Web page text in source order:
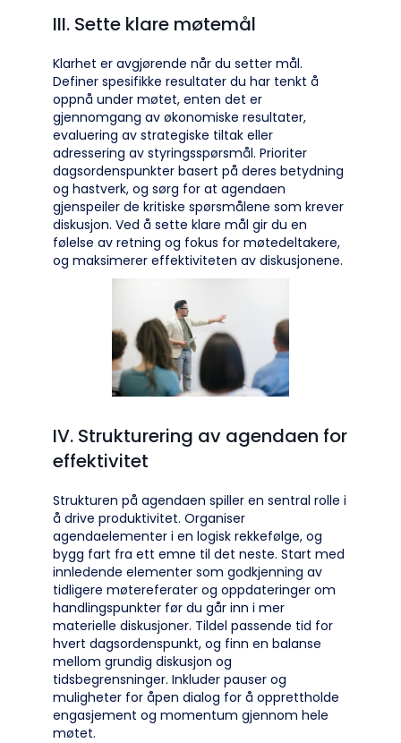
III. Sette klare møtemål
Klarhet er avgjørende når du setter mål.
Definer spesifikke resultater du har tenkt å
oppnå under møtet, enten det er
gjennomgang av økonomiske resultater,
evaluering av strategiske tiltak eller
adressering av styringsspørsmål. Prioriter
dagsordenspunkter basert på deres betydning
og hastverk, og sørg for at agendaen
gjenspeiler de kritiske spørsmålene som krever
diskusjon. Ved å sette klare mål gir du en
følelse av retning og fokus for møtedeltakere,
og maksimerer effektiviteten av diskusjonene.
IV. Strukturering av agendaen for
effektivitet
Strukturen på agendaen spiller en sentral rolle i
å drive produktivitet. Organiser
agendaelementer i en logisk rekkefølge, og
bygg fart fra ett emne til det neste. Start med
innledende elementer som godkjenning av
tidligere møtereferater og oppdateringer om
handlingspunkter før du går inn i mer
materielle diskusjoner. Tildel passende tid for
hvert dagsordenspunkt, og finn en balanse
mellom grundig diskusjon og
tidsbegrensninger. Inkluder pauser og
muligheter for åpen dialog for å opprettholde
engasjement og momentum gjennom hele
møtet.